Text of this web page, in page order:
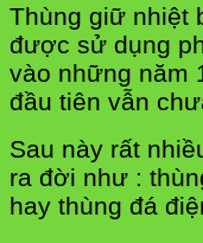
Thùng giữ nhiệt
được sử dụng
vào những năm
đầu tiên vẫn
Sau này rất
ra đời như :
hay thùng đá